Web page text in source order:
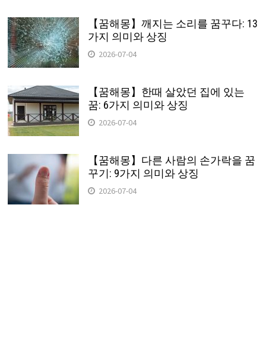
【꿈해몽】깨지는 소리를 꿈꾸다: 13
가지 의미와 상징
2026-07-04
【꿈해몽】한때 살았던 집에 있는
꿈: 6가지 의미와 상징
2026-07-04
【꿈해몽】다른 사람의 손가락을 꿈
꾸기: 9가지 의미와 상징
2026-07-04